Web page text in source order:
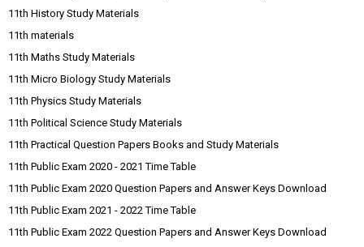
11th History Study Materials
11th materials
11th Maths Study Materials
11th Micro Biology Study Materials
11th Physics Study Materials
11th Political Science Study Materials
11th Practical Question Papers Books and Study Materials
11th Public Exam 2020 - 2021 Time Table
11th Public Exam 2020 Question Papers and Answer Keys Download
11th Public Exam 2021 - 2022 Time Table
11th Public Exam 2022 Question Papers and Answer Keys Download